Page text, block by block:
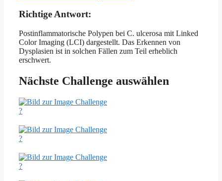
Richtige Antwort:
Postinflammatorische Polypen bei C. ulcerosa mit Linked
Color Imaging (LCI) dargestellt. Das Erkennen von
Dysplasien ist in solchen Fällen zum Teil erheblich
erschwert.
Nächste Challenge auswählen
?
?
?